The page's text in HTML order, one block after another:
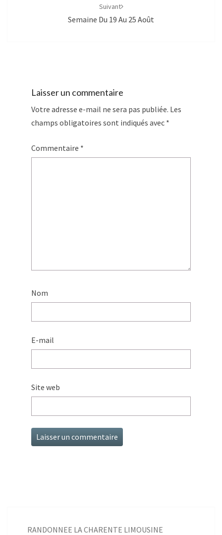
Suivant
Semaine Du 19 Au 25 Août
Laisser un commentaire
Votre adresse e-mail ne sera pas publiée. Les
champs obligatoires sont indiqués avec *
Commentaire *
Nom
E-mail
Site web
RANDONNEE LA CHARENTE LIMOUSINE